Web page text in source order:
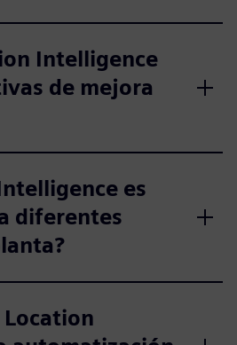
Intelligence
de mejora
es
diferentes
Location